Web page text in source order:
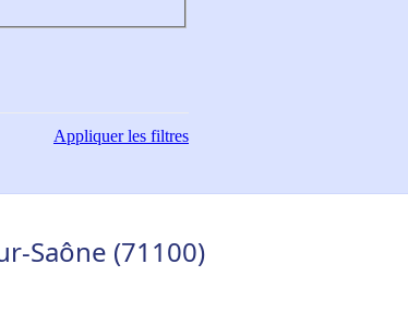
Appliquerles filtres
Saône (71100)